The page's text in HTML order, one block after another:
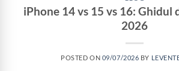
iPhone 14 vs 15 vs 16: Ghidul
2026
POSTED ON 09/07/2026 BY